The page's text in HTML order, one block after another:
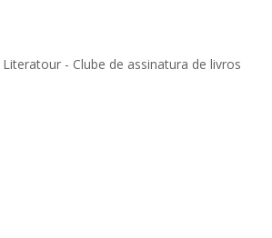
- Clube de assinatura de livros